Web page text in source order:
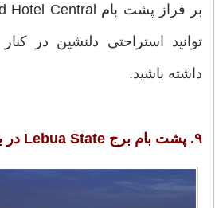
توانید استراحتی دلنشین در
داشته باشید.
۹. پشت بام برج Lebua State در بانکوک تایلند